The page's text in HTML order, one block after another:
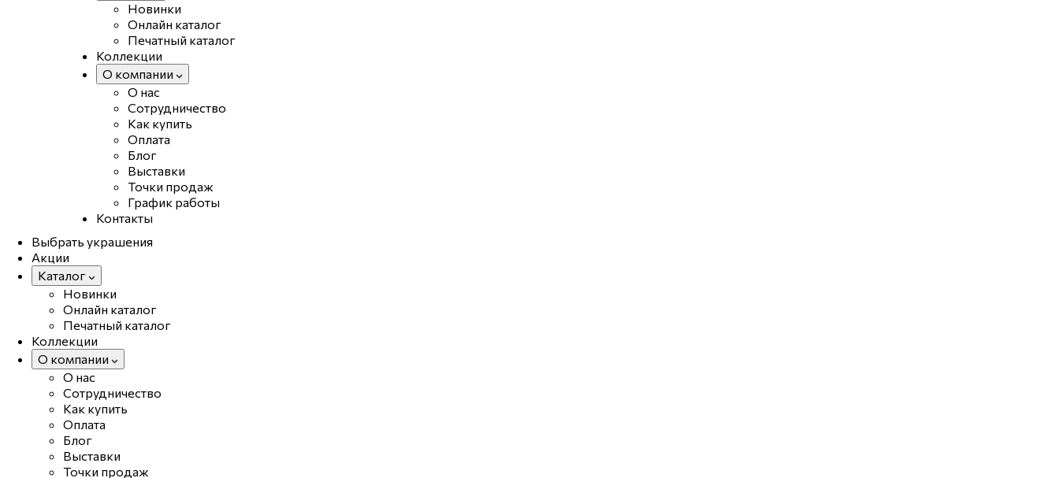
Новинки
Онлайн каталог
Печатный каталог
Коллекции
О компании
О нас
Сотрудничество
Как купить
Оплата
Блог
Выставки
Точки продаж
График работы
Контакты
Выбрать украшения
Акции
Каталог
Новинки
Онлайн каталог
Печатный каталог
Коллекции
О компании
О нас
Сотрудничество
Как купить
Оплата
Блог
Выставки
Точки продаж